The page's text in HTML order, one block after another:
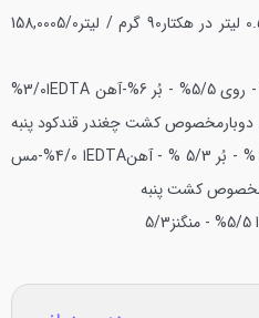
90 گرم / لیتر158,0005/0
کود ثمرقند فوسین (کیلو( 1منگنز 12% - روی 5/5% - بُر 6%-آهن EDTAا3/0%
کود پنبه
فوسین (کیلو( 1منگنز13 % - روی 9/7 % - بُر 5/3 % - آهنEDTAا 4/0%-مس